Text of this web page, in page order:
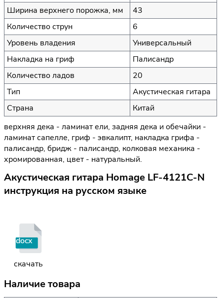
Ширина верхнего порожка, мм
43
Количество струн
6
Уровень владения
Универсальный
Накладка на гриф
Палисандр
Количество ладов
20
Тип
Акустическая гитара
Страна
Китай
верхняя дека - ламинат ели, задняя дека и обечайки -
ламинат сапелле, гриф - эвкалипт, накладка грифа -
палисандр, бридж - палисандр, колковая механика -
хромированная, цвет - натуральный.
Акустическая гитара Homage LF-4121C-N
инструкция на русском языке
docx
скачать
Наличие товара